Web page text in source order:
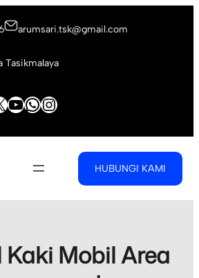
arumsari.tsk@gmail.com
Tasikmalaya
YouTube
WhatsApp
Instagram
HUBUNGI KAMI
Kaki Mobil Area